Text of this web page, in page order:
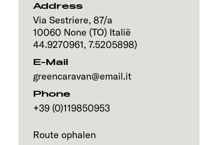
Address
Via Sestriere, 87/a
10060 None (TO) Italië
44.9270961, 7.5205898)
E-Mail
greencaravan@email.it
Phone
+39 (0)119850953
Route ophalen